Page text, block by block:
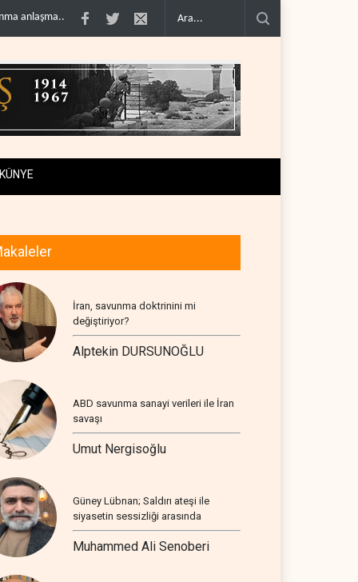
sonra i.. Galibaf, Trump'ın tehdit ve müzakere mesajlarıyla alay et..
KÜNYE
İran, savunma doktrinini mi
değiştiriyor?
Alptekin DURSUNOĞLU
ABD savunma sanayi verileri ile İran
savaşı
Umut Nergisoğlu
Güney Lübnan; Saldırı ateşi ile
siyasetin sessizliği arasında
Muhammed Ali Senoberi